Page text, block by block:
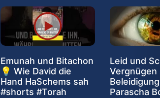
Emunah und Bitachon
💡 Wie David die
Hand HaSchems sah
#shorts #Тоrаh
Leid und
Vergnügen
Parascha